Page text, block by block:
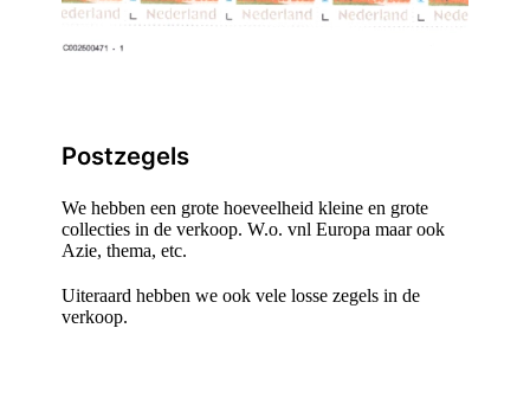
Postzegels
We hebben een grote hoeveelheid kleine en grote
collecties in de verkoop. W.o. vnl Europa maar ook
Azie, thema, etc.
Uiteraard hebben we ook vele losse zegels in de
verkoop.